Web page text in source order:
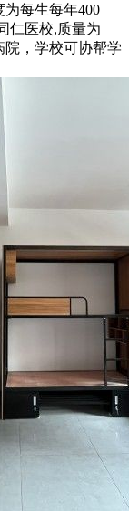
每生每年400
仁医校,质量为
，学校可协帮学